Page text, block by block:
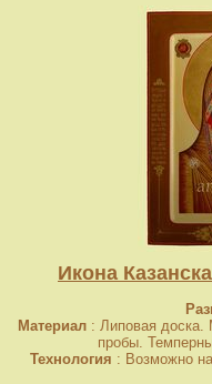
Икона
Материал : Липовая доска.
пробы.
Технология : Возможно